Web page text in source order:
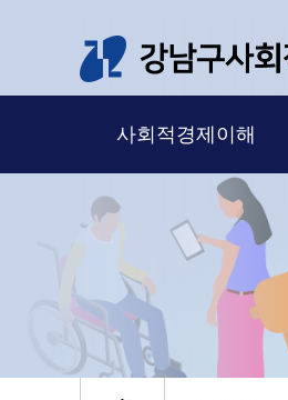
사회적경제이해